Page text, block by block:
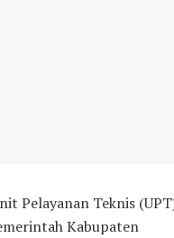
Pelayanan Teknis
Kabupaten